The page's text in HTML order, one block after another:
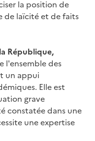
la position de
de laïcité et de faits
République,
l'ensemble des
un appui
Elle est
grave
constatée dans une
une expertise